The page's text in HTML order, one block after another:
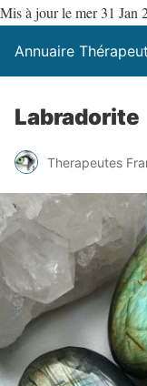
Mis à jour le mer 31 Jan
Annuaire
Labradorite
Therapeutes